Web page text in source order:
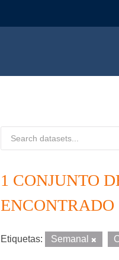
1 CONJUNTO
ENCONTRADO
Etiquetas: Semanal